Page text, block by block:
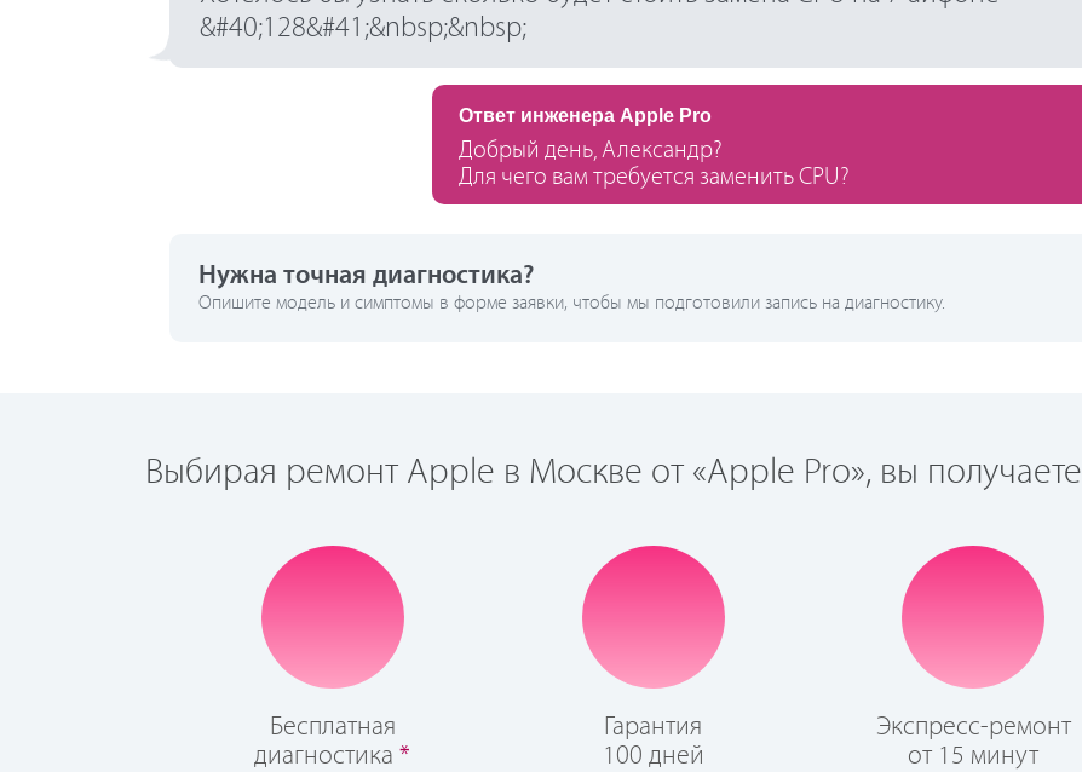
&#40;128&#41;&nbsp;&nbsp;
Ответ инженера Apple Pro
Добрый день, Александр?
Для чего вам требуется заменить CPU?
Нужна точная диагностика?
Опишите модель и симптомы в форме заявки, чтобы мы подготовили запись на диагностику.
Выбирая ремонт Apple в Москве от «Apple Pro», вы получаете
Бесплатная
диагностика*
Гарантия
100 дней
Экспресс-ремонт
от 15 минут